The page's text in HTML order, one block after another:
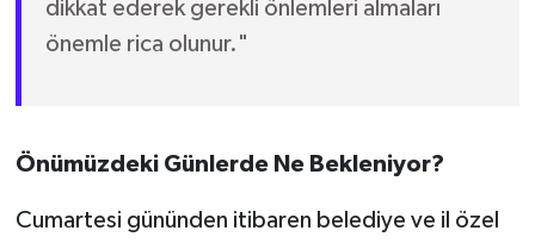
dikkat ederek gerekli önlemleri almaları
önemle rica olunur."
Önümüzdeki Günlerde Ne Bekleniyor?
Cumartesi gününden itibaren belediye ve il özel